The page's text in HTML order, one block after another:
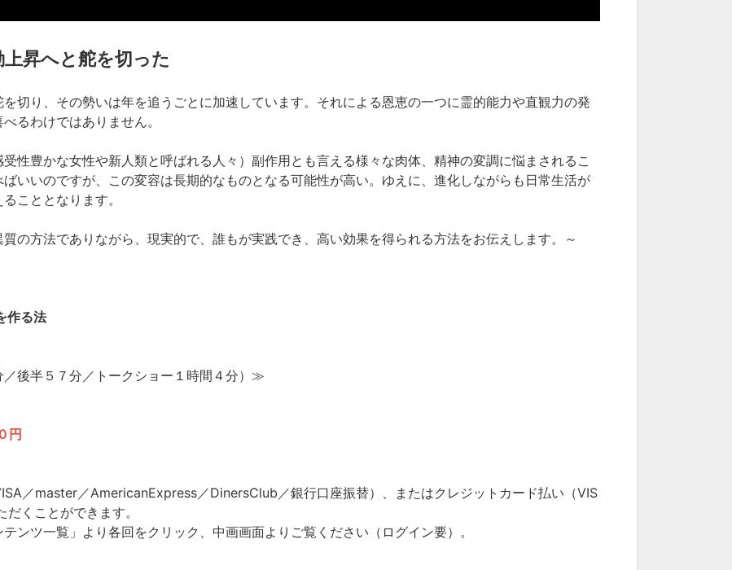
昇へと舵を切った
切り、その勢いは年を追うごとに加速しています。それによる恩恵の一つに霊的能力や直観力の発
るわけではありません。
性豊かな女性や新人類と呼ばれる人々）副作用とも言える様々な肉体、精神の変調に悩まされるこ
いいのですが、この変容は長期的なものとなる可能性が高い。ゆえに、進化しながらも日常生活が
こととなります。
の方法でありながら、現実的で、誰もが実践でき、高い効果を得られる方法をお伝えします。～
作る法
後半５７分／トークショー１時間４分）≫
円
／master／AmericanExpress／DinersClub／銀行口座振替）、またはクレジットカード払い（VIS
くことができます。
ンツ一覧」より各回をクリック、中画画面よりご覧ください（ログイン要）。